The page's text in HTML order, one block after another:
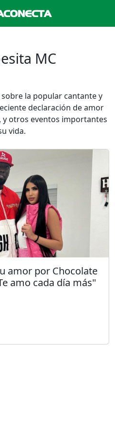
MC
sobre la popular cantante y
declaración de amor
y otros eventos importantes
vida.
amor por Chocolate
amo cada día más"